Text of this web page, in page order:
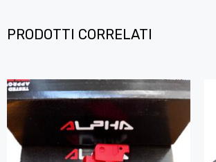
PRODOTTI CORRELATI